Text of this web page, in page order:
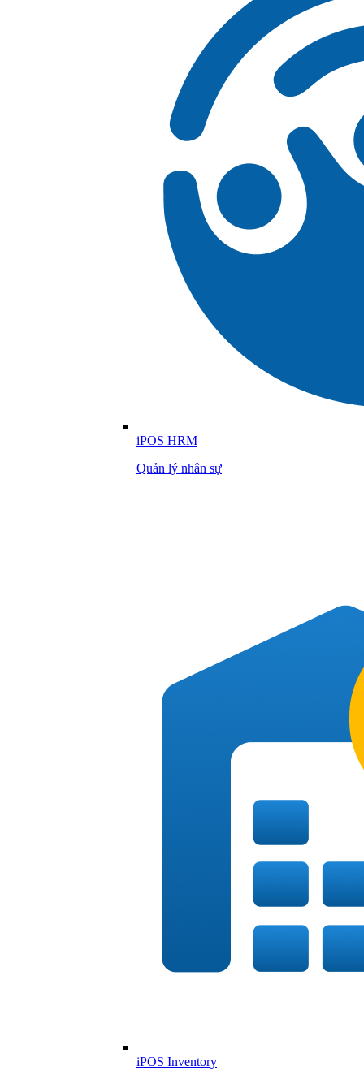
iPOS HRM
Quản lý nhân sự
iPOS Inventory